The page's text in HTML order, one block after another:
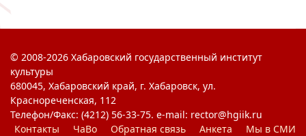
© 2008-2026 Хабаровский государственный институт
культуры
680045, Хабаровский край, г. Хабаровск, ул.
Краснореченская, 112
Телефон/Факс: (4212) 56-33-75. e-mail: rector@hgiik.ru
Контакты
ЧаВо Обратная связь Анкета
Мы в СМИ